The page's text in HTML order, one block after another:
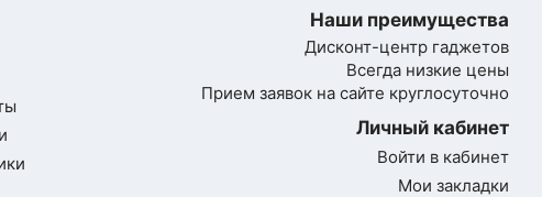
Наши преимущества
Дисконт-центр гаджетов
Всегда низкие цены
Прием заявок на сайте круглосуточно
Личный кабинет
Войти в кабинет
Мои закладки